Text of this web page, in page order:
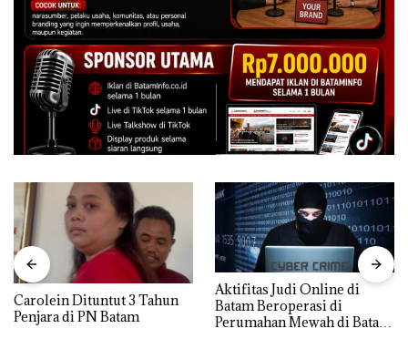
Carolein Dituntut 3 Tahun
Penjara di PN Batam
Aktifitas Judi Online di
Batam Beroperasi di
Perumahan Mewah di Batam